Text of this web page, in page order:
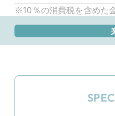
※10％の消費税を含めた